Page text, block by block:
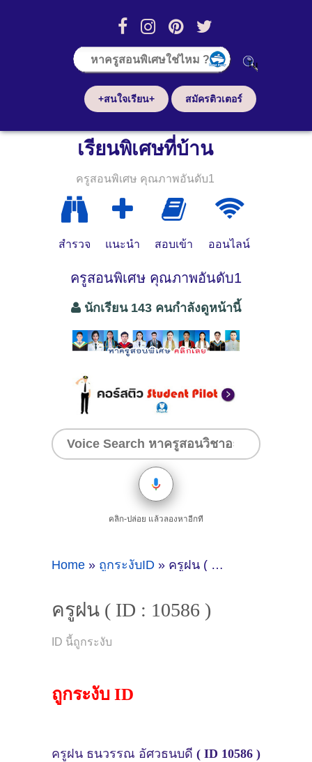
+สนใจเรียน+ สมัครติวเตอร์
เรียนพิเศษที่บ้าน
ครูสอนพิเศษ คุณภาพอันดับ1
สำรวจ แนะนำ สอบเข้า ออนไลน์
ครูสอนพิเศษ คุณภาพอันดับ1
นักเรียน 143 คนกำลังดูหน้านี้
คลิก-ปล่อย แล้วลองหาอีกที
Home » ถูกระงับID » ครูฝน ( ID : 10586 )
ครูฝน ( ID : 10586 )
ID นี้ถูกระงับ
ถูกระงับ ID
ครูฝน ธนวรรณ อัศวธนบดี ( ID 10586 )